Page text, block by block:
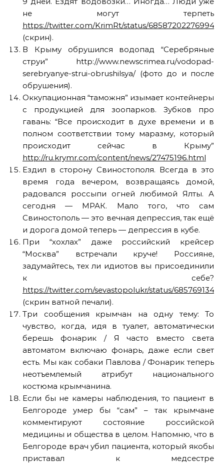
не могут терпеть
https://twitter.com/KrimRt/status/
(скрин).
В Крыму обрушился водопад “Серебряные
струи” http://www.newscrimea.ru/vodopad-
serebryanye-strui-obrushilsya/ (фото до и после
обрушения).
Оккупационная “таможня” изымает контейнеры
с продукцией для зоопарков. Зубков про
гавань: “Все происходит в духе времени и в
полном соответствии тому маразму, который
происходит сейчас в Крыму”
http://ru.krymr.com/content/news/27475196.html
Ездил в сторону Свиностополя. Всегда в это
время года вечером, возвращаясь домой,
радовался россыпи огней любимой Ялты. А
сегодня — МРАК. Мало того, что сам
Свиностополь — это вечная депрессия, так ещё
и дорога домой теперь — депрессия в кубе.
При “хохлах” даже российский крейсер
“Москва” встречали круче! Россияне,
задумайтесь, тех ли идиотов вы присоединили
к себе?
https://twitter.com/sevastopolukr/status/
(скрин ватной печали).
Три сообщения крымчан на одну тему: То
чувство, когда, идя в туалет, автоматически
берешь фонарик / Я часто вместо света
автоматом включаю фонарь, даже если свет
есть. Мы как собаки Павлова / Фонарик теперь
неотъемлемый атрибут национального
костюма крымчанина.
Если бы не камеры наблюдения, то пациент в
Белгороде умер бы “сам” – так крымчане
комментируют состояние российской
медицины и общества в целом. Напомню, что в
Белгороде врач убил пациента, который якобы
приставал к медсестре